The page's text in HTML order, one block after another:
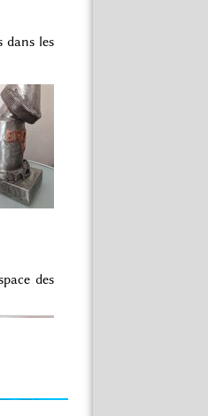
dans les
des